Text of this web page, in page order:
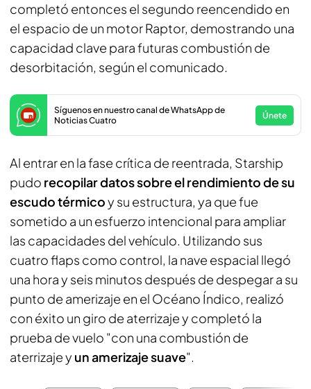
completó entonces el segundo reencendido en
el espacio de un motor Raptor, demostrando una
capacidad clave para futuras combustión de
desorbitación, según el comunicado.
Síguenos en nuestro canal de WhatsApp de
Noticias Cuatro
Únete
Al entrar en la fase crítica de reentrada, Starship
pudo recopilar datos sobre el rendimiento de su
escudo térmicoy su estructura, ya que fue
sometido a un esfuerzo intencional para ampliar
las capacidades del vehículo. Utilizando sus
cuatro flaps como control, la nave espacial llegó
una hora y seis minutos después de despegar a su
punto de amerizaje en el Océano Índico, realizó
con éxito un giro de aterrizaje y completó la
prueba de vuelo "con una combustión de
aterrizaje y un amerizaje suave".